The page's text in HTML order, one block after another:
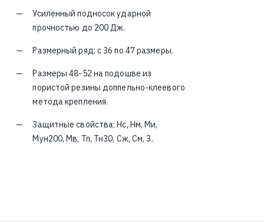
Усиленный подносок ударной
прочностью до 200 Дж.
Размерный ряд: с 36 по 47 размеры.
Размеры 48-52 на подошве из
пористой резины доппельно-клеевого
метода крепления.
Защитные свойства: Нс, Нм, Ми,
Мун200, Мв, Тп, Тн30, Сж, См, З.